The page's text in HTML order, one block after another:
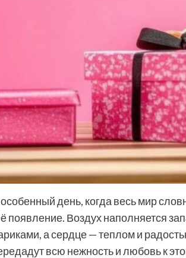
день, когда весь мир
появление. Воздух наполняется
а сердце — теплом и
всю нежность и любовь к